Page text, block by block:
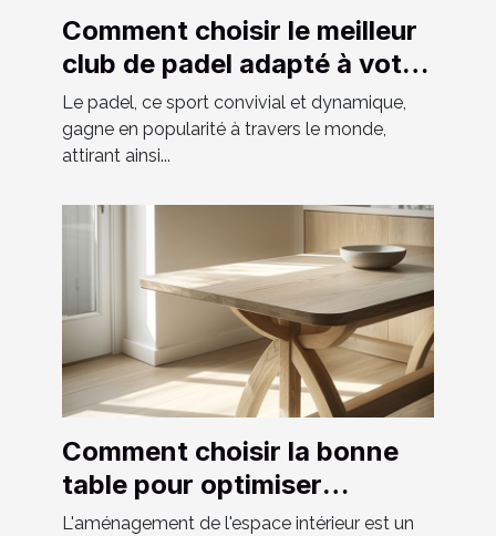
Comment choisir le meilleur
club de padel adapté à votre
niveau
Le padel, ce sport convivial et dynamique,
gagne en popularité à travers le monde,
attirant ainsi...
Comment choisir la bonne
table pour optimiser
l'espace chez soi
L'aménagement de l'espace intérieur est un